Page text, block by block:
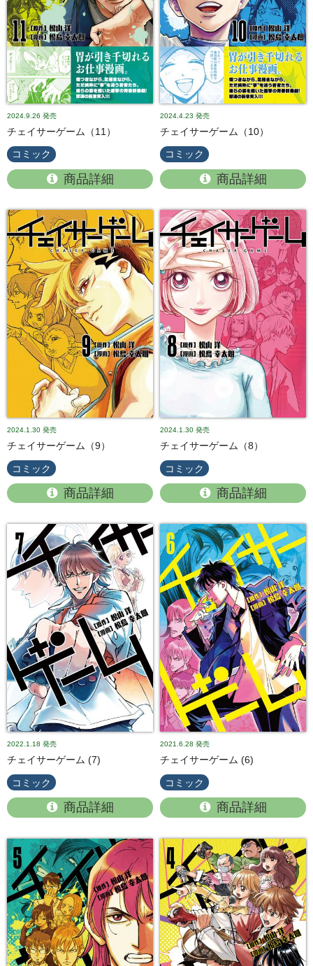
2024.9.26 発売
チェイサーゲーム（11）
コミック
商品詳細
2024.4.23 発売
チェイサーゲーム（10）
コミック
商品詳細
2024.1.30 発売
チェイサーゲーム（9）
コミック
商品詳細
2024.1.30 発売
チェイサーゲーム（8）
コミック
商品詳細
2022.1.18 発売
チェイサーゲーム (7)
コミック
商品詳細
2021.6.28 発売
チェイサーゲーム (6)
コミック
商品詳細